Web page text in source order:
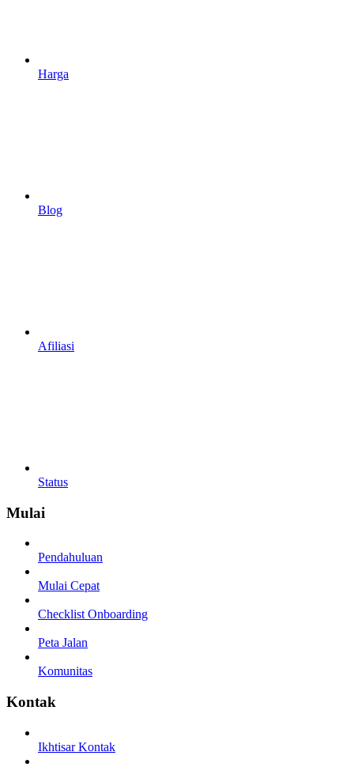
Harga
Blog
Afiliasi
Status
Mulai
Pendahuluan
Mulai Cepat
Checklist Onboarding
Peta Jalan
Komunitas
Kontak
Ikhtisar Kontak